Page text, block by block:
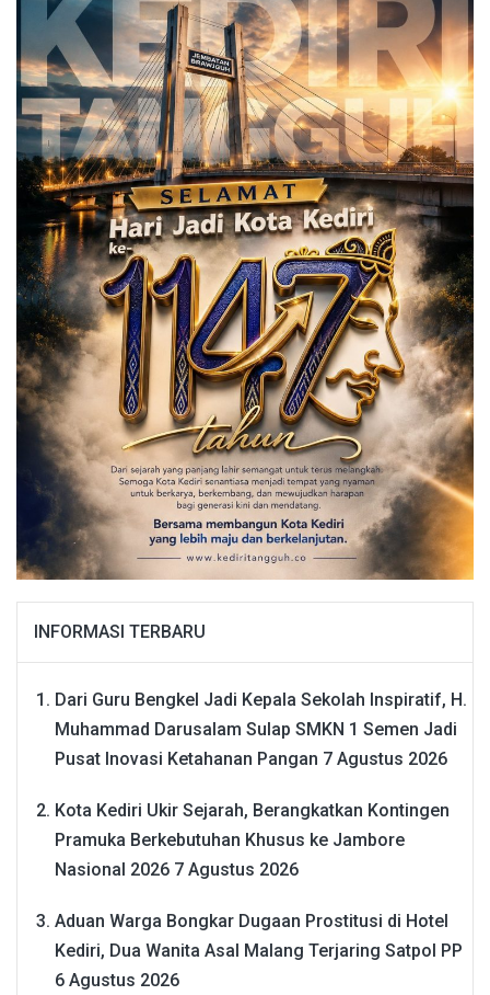
INFORMASI TERBARU
Dari Guru Bengkel Jadi Kepala Sekolah Inspiratif, H.
Muhammad Darusalam Sulap SMKN 1 Semen Jadi
Pusat Inovasi Ketahanan Pangan 7 Agustus 2026
Kota Kediri Ukir Sejarah, Berangkatkan Kontingen
Pramuka Berkebutuhan Khusus ke Jambore
Nasional 2026 7 Agustus 2026
Aduan Warga Bongkar Dugaan Prostitusi di Hotel
Kediri, Dua Wanita Asal Malang Terjaring Satpol PP
6 Agustus 2026